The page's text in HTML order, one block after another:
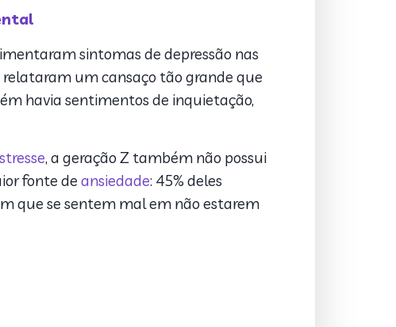
sintomas de depressão nas
um cansaço tão grande ​​que
havia sentimentos de inquietação,
, a geração Z também não possui
fonte de ansiedade: 45% deles
que se sentem mal em não estarem